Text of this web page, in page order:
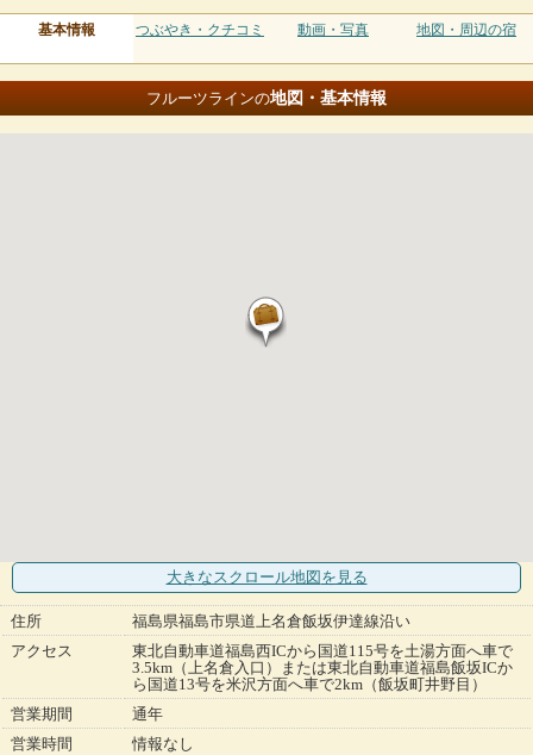
基本情報 つぶやき・クチコミ 動画・写真 地図・周辺の宿
フルーツラインの地図・基本情報
大きなスクロール地図 を見る
住所
福島県福島市県道上名倉飯坂伊達線沿い
アクセス
東北自動車道福島西ICから国道115号を土湯方面へ車で
3.5km（上名倉入口）または東北自動車道福島飯坂ICか
ら国道13号を米沢方面へ車で2km（飯坂町井野目）
営業期間
通年
営業時間
情報なし